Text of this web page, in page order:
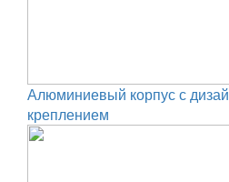
Алюминиевый корпус с
креплением